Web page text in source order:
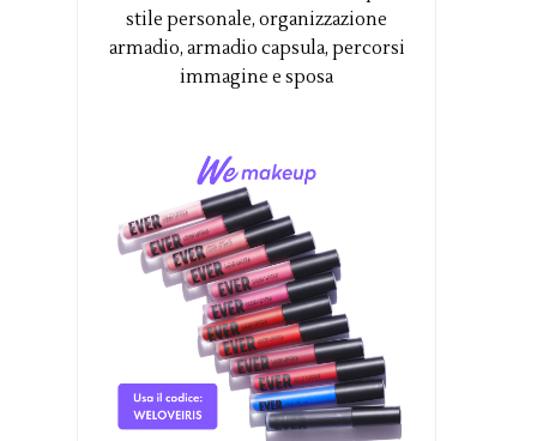
stile personale, organizzazione
armadio, armadio capsula, percorsi
immagine e sposa